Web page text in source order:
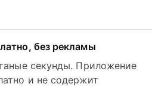
без рекламы
секунды. Приложение
и не содержит